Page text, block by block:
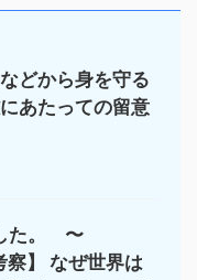
どから身を守る
あたっての留意
た。 〜
察】 なぜ世界は